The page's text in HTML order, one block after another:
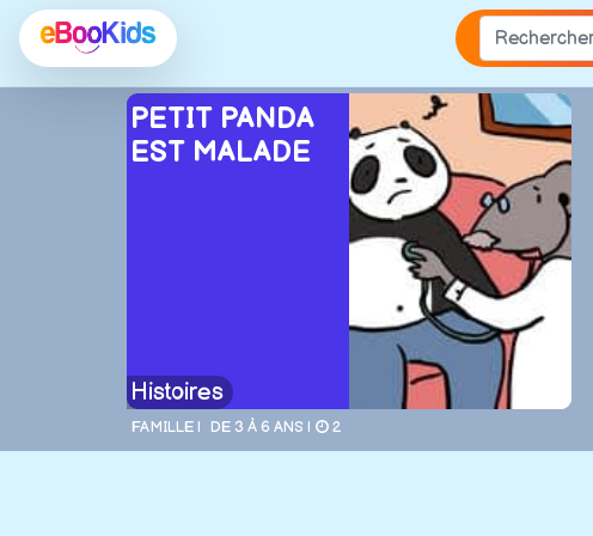
PETIT PANDA
EST MALADE
Histoires
FAMILLE | DE 3 À 6 ANS | 2